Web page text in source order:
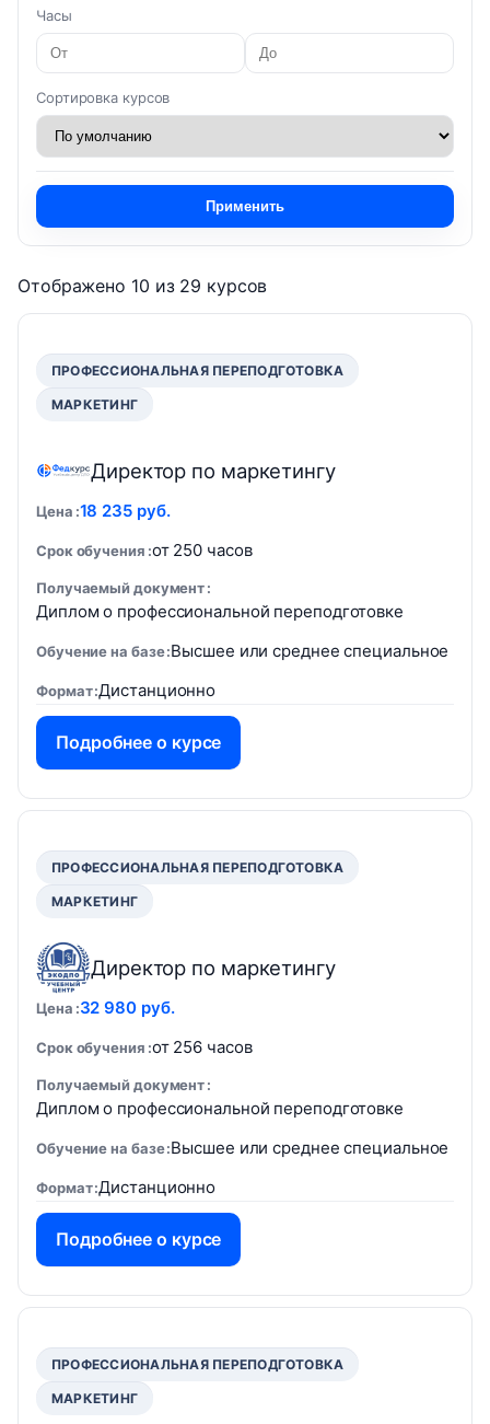
Часы
Сортировка курсов
Применить
Отображено 10 из 29 курсов
ПРОФЕССИОНАЛЬНАЯ ПЕРЕПОДГОТОВКА
МАРКЕТИНГ
Директор по маркетингу
Цена 18 235 руб.
Срок обучения от 250 часов
Получаемый документ
Диплом о профессиональной переподготовке
Обучение на базе Высшее или среднее специальное
Формат Дистанционно
Подробнее о курсе
ПРОФЕССИОНАЛЬНАЯ ПЕРЕПОДГОТОВКА
МАРКЕТИНГ
Директор по маркетингу
Цена 32 980 руб.
Срок обучения от 256 часов
Получаемый документ
Диплом о профессиональной переподготовке
Обучение на базе Высшее или среднее специальное
Формат Дистанционно
Подробнее о курсе
ПРОФЕССИОНАЛЬНАЯ ПЕРЕПОДГОТОВКА
МАРКЕТИНГ